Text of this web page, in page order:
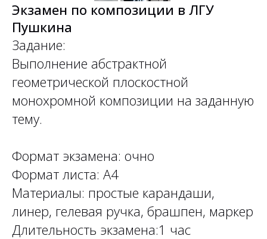
Экзамен по композиции в ЛГУ
Пушкина
Задание:
Выполнение абстрактной
геометрической плоскостной
монохромной композиции на заданную
тему.
Формат экзамена: очно
Формат листа: А4
Материалы: простые карандаши,
линер, гелевая ручка, брашпен, маркер
Длительность экзамена:1 час